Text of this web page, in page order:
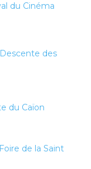
du Cinéma
des
du Caïon
Foire de la Saint